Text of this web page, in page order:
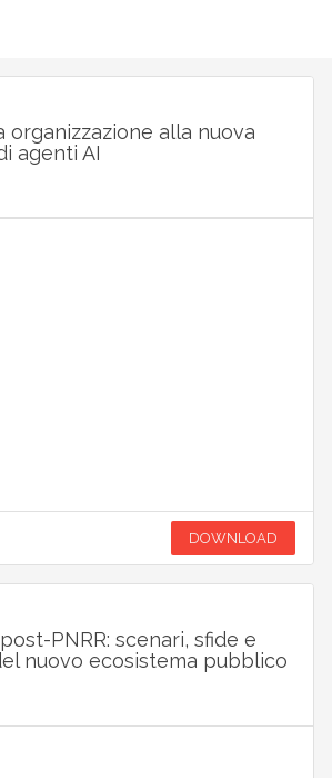
organizzazione alla nuova
agenti AI
DOWNLOAD
PNRR: scenari, sfide e
nuovo ecosistema pubblico